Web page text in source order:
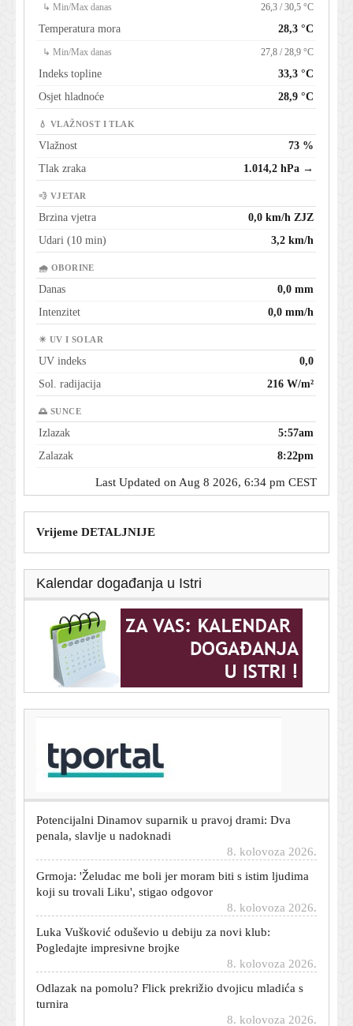
↳ Min/Max danas 26,3 / 30,5 °C
Temperatura mora 28,3 °C
↳ Min/Max danas 27,8 / 28,9 °C
Indeks topline
33,3 °C
Osjet hladnoće
28,9 °C
💧 VLAŽNOST I TLAK
Vlažnost
73 %
Tlak zraka
1.014,2 hPa →
💨 VJETAR
Brzina vjetra
0,0 km/h ZJZ
Udari (10 min)
3,2 km/h
🌧 OBORINE
Danas
0,0 mm
Intenzitet
0,0 mm/h
☀ UV I SOLAR
UV indeks
0,0
Sol. radijacija
216 W/m²
🌅 SUNCE
Izlazak
5:57am
Zalazak
8:22pm
Last Updated on Aug 8 2026, 6:34 pm CEST
Vrijeme DETALJNIJE
Kalendar događanja u Istri
Što će biti s cijenama goriva od utorka? Plenković sve
otkrio u četiri riječi
penala, slavlje u nadoknadi
Grmoja: 'Želudac me boli jer moram biti s istim ljudima
koji su trovali Liku', stigao odgovor
Luka Vušković oduševio u debiju za novi klub:
Pogledajte impresivne brojke
Odlazak na pomolu? Flick prekrižio dvojicu mladića s
turnira